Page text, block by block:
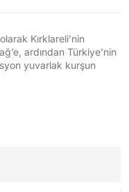
Kırklareli’nin
ardından Türkiye’nin
yuvarlak kurşun